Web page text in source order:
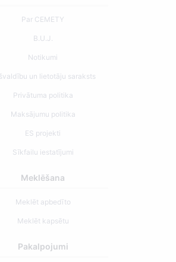
Par CEMETY
B.U.J.
Notikumi
un lietotāju saraksts
Privātuma politika
Maksājumu politika
ES projekti
Sīkfailu iestatījumi
Meklēšana
Meklēt apbedīto
Meklēt kapsētu
Pakalpojumi